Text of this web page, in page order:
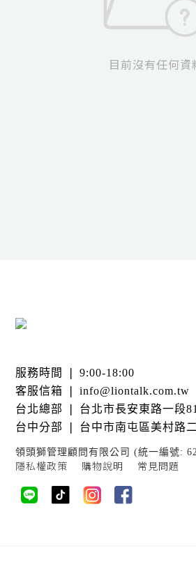
目前沒有任何資
服務時間 ❘ 9:00-18:00
客服信箱 ❘ info@liontalk.com.tw
台北總部 ❘ 台北市長安東路一段
台中分部 ❘ 台中市南屯區美村路
領頭獅管理顧問有限公司 (統一編號:
隱私權政策 購物說明 常見問題